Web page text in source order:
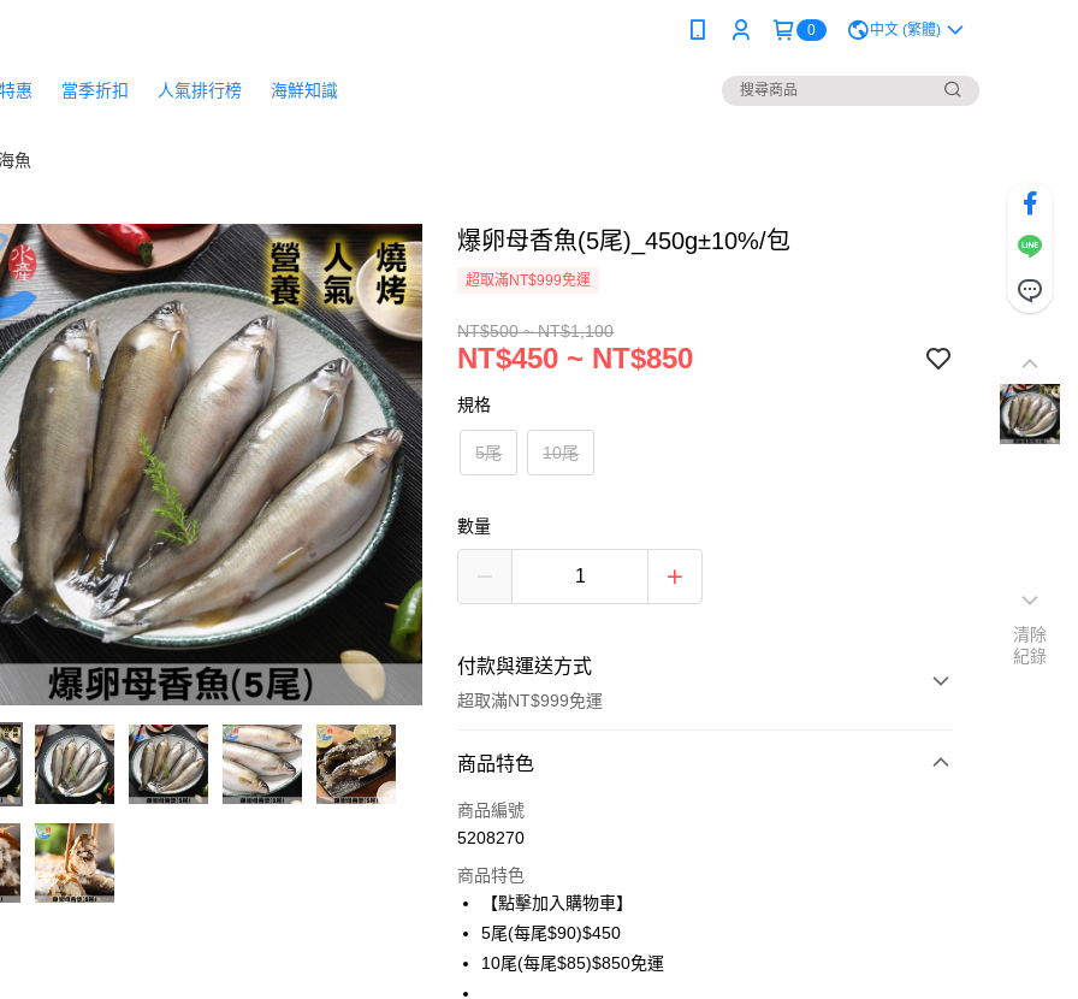
0 中文 (繁體)
惠 當季折扣 人氣排行榜 海鮮知識
魚
爆卵母香魚(5尾)_450g±10%/包
超取滿NT$999免運
NT$500 ~ NT$1,100
NT$450 ~ NT$850
規格
5尾 10尾
數量
付款與運送方式
超取滿NT$999免運
付款方式
信用卡一次付款
3 期 0 利率 每期
合作金庫商業銀行
華南商業銀行
6 期 0 利率 每期
合作金庫商業銀行
LINE Pay
商品特色
商品編號
5208270
商品特色
【點擊加入購物車】
5尾(每尾$90)$450
10尾(每尾$85)$850免運
清除
紀錄